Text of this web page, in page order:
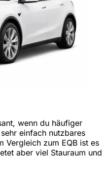
wenn du häufiger
einfach nutzbares
Vergleich zum EQB ist es
aber viel Stauraum und